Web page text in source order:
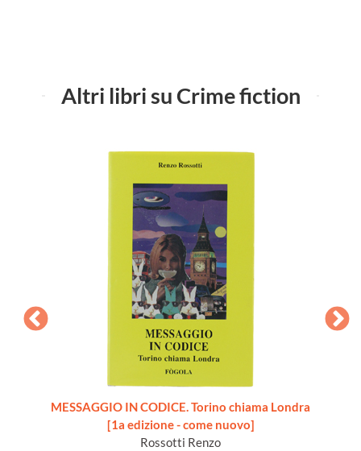
Altri libri su Crime fiction
MESSAGGIO IN CODICE. Torino chiama Londra
[1a edizione - come nuovo]
Rossotti Renzo